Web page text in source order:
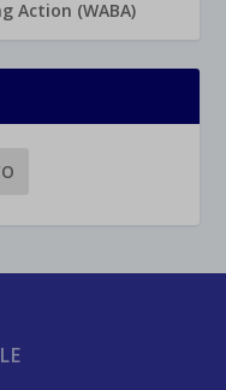
Action (WABA)